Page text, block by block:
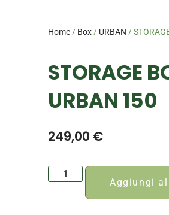
Home / Box / URBAN /
STORAGE
URBAN 150
249,00 €
Aggiungi